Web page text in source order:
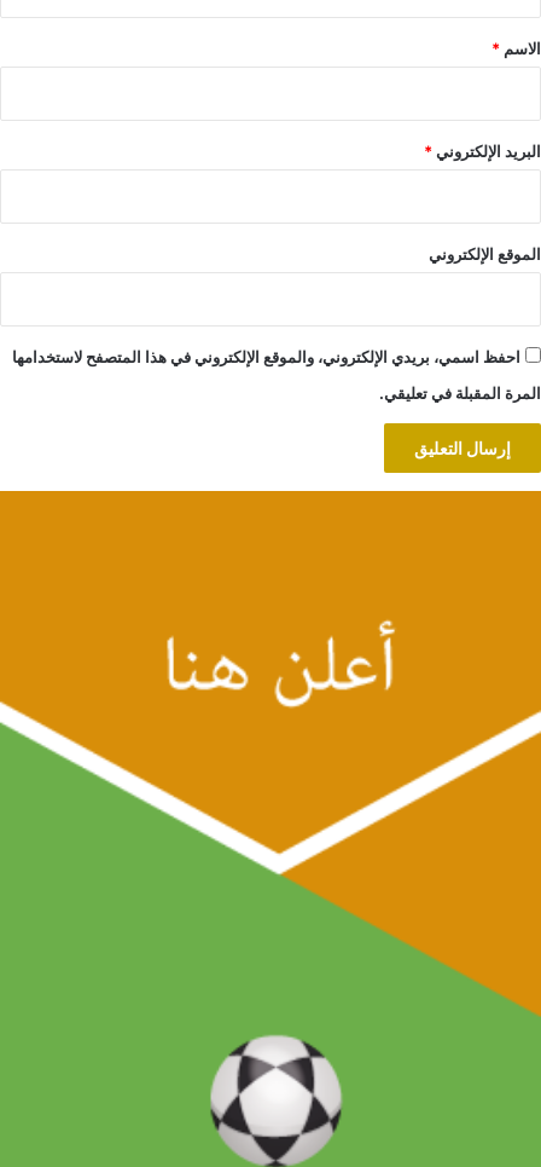
*
الاسم *
البريد الإلكتروني*
الموقع الإلكتروني
احفظ اسمي، بريدي الإلكتروني، والموقع الإلكتروني في هذا المتصفح لاستخدامها
المرة المقبلة في تعليقي.